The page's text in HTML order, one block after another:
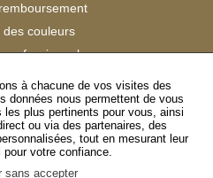
des couleurs
professionnels
Clients
NOUS
à chacune de vos visites des
données nous permettent de vous
plus pertinents pour vous, ainsi
ou via des partenaires, des
tout en mesurant leur
votre confiance.
sans accepter